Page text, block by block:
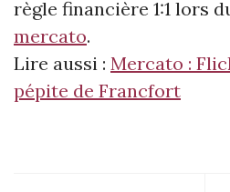
règle financière 1:1 lors
mercato.
Lire aussi : Mercato :
pépite de Francfort